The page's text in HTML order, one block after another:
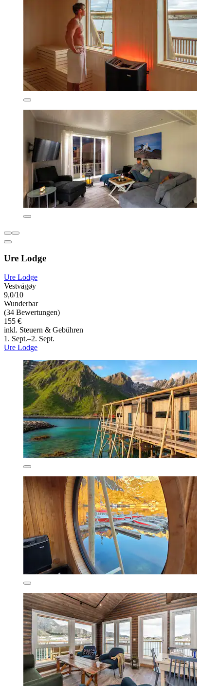
Ure Lodge
Ure Lodge
Vestvågøy
9,0/10
Wunderbar
(34 Bewertungen)
155 €
inkl. Steuern & Gebühren
1. Sept.–2. Sept.
Ure Lodge